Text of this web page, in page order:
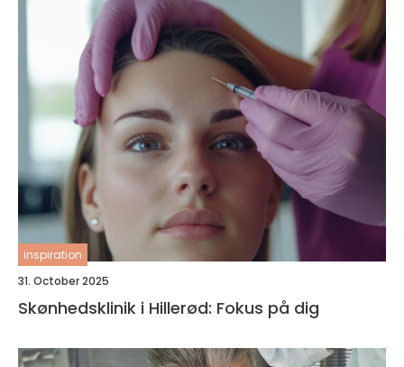
inspiration
31. October 2025
Skønhedsklinik i Hillerød: Fokus på dig